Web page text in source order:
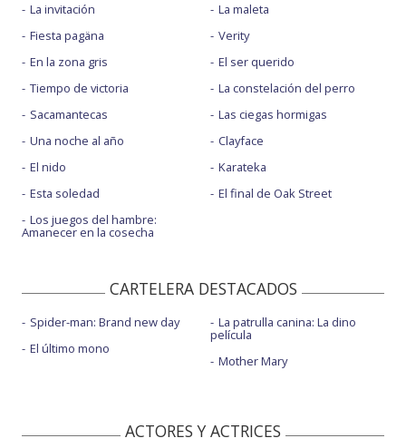
La invitación
Fiesta pagäna
En la zona gris
Tiempo de victoria
Sacamantecas
Una noche al año
El nido
Esta soledad
Los juegos del hambre:
Amanecer en la cosecha
La maleta
Verity
El ser querido
La constelación del perro
Las ciegas hormigas
Clayface
Karateka
El final de Oak Street
CARTELERA DESTACADOS
Spider-man: Brand new day
El último mono
La patrulla canina: La dino
película
Mother Mary
ACTORES Y ACTRICES